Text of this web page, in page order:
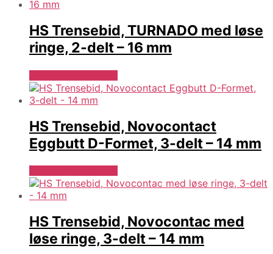
HS Trensebid, TURNADO med løse
ringe, 2-delt – 16 mm
HS Trensebid, Novocontact
Eggbutt D-Formet, 3-delt – 14 mm
HS Trensebid, Novocontac med
løse ringe, 3-delt – 14 mm